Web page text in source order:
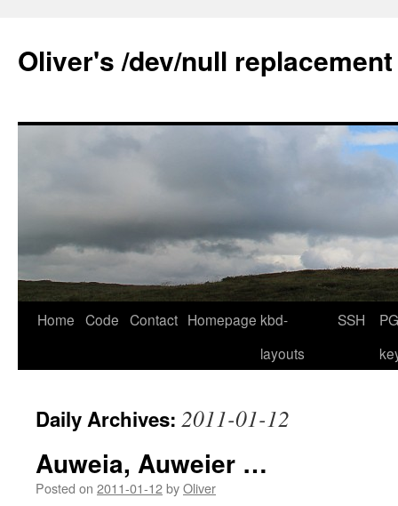
content
Oliver's /dev/null replacement
Home Code Contact Homepage kbd-
layouts
SSH
Daily Archives: 2011-01-12
Auweia, Auweier …
Posted on 2011-01-12byOliver